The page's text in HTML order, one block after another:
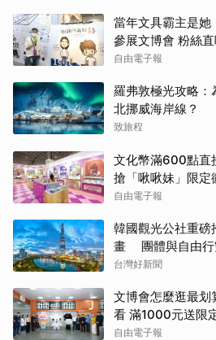
當年文具霸主是
參展文博會 粉絲直
自由電子報
羅弗敦極光攻略：
北挪威海岸線？
致旅程
文化幣滿600點直
搶「啾啾妹」限定
自由電子報
韓國觀光公社重
畫 團體與自由行
新風潮
台灣好新聞
文博會怎麼逛最
看 滿1000元送限
自由電子報